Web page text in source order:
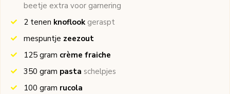
beetje extra voor garnering
2 tenen knoflook geraspt
mespuntje zeezout
125 gram crème fraiche
350 gram pasta schelpjes
100 gram rucola